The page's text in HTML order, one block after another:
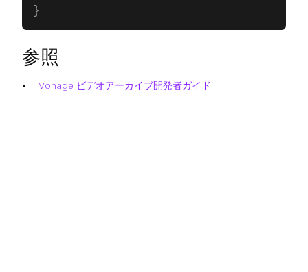
}
参照
Vonage ビデオアーカイブ開発者ガイド